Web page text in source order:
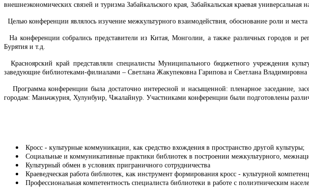
внешнеэкономических связей и туризма Забайкальского края, Забайкальская краевая
Целью конференции являлось изучение межкультурного взаимодействия, обоснование роли и
На конференции собрались представители из Китая, Монголии, а также различных городов и
Бурятия и т.д.
Красноярский край представляли специалисты Муниципального бюджетного учреждения
заведующие библиотеками-филиалами – Светлана Жакупековна Гарипова и Светлана Владимировна
Программа конференции была достаточно интересной и насыщенной: пленарное заседание,
городам: Маньчжурия, Хулунбуир, Чжалайнур. Участниками конференции были подготовлены
Кросс - культурные коммуникации, как средство вхождения в пространство другой культуры;
Социальные и коммуникативные практики библиотек в построении межкультурного,
Культурный обмен в условиях приграничного сотрудничества
Краеведческая работа библиотек, как инструмент формирования кросс - культурной
Профессиональная компетентность специалиста библиотеки в работе с полиэтническим